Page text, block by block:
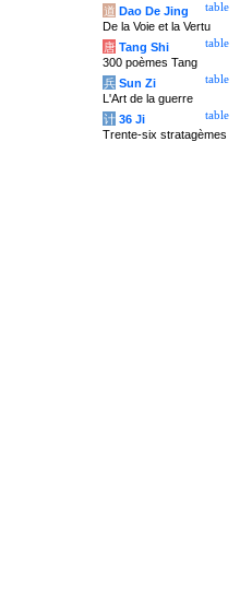
table
道 Dao De Jing
De la Voie et la Vertu
table
唐 Tang Shi
300 poèmes Tang
table
兵 Sun Zi
L'Art de la guerre
table
计 36 Ji
Trente-six stratagèmes